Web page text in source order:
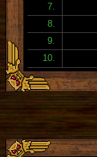
7.
8.
9.
10.